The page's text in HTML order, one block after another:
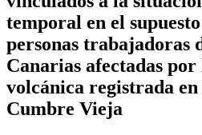
temporal en el
personas trabajadoras
Canarias afectadas
volcánica registrada en
Cumbre Vieja